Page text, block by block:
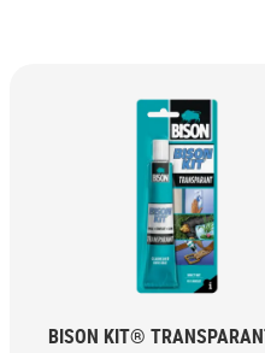
BISON KIT®